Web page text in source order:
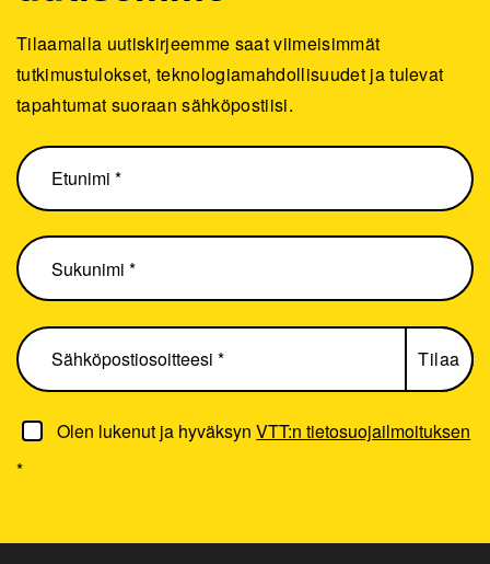
Olen lukenut ja hyväksynVTT:n tietosuojailmoituksen
*
Tilaamalla uutiskirjeemme saat viimeisimmät
tutkimustulokset, teknologiamahdollisuudet ja tulevat
tapahtumat suoraan sähköpostiisi.